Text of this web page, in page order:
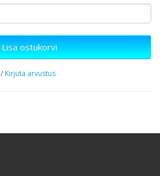
Lisa ostukorvi
/ Kirjuta arvustus